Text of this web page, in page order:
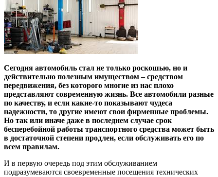
Сегодня автомобиль стал не только роскошью, но и
действительно полезным имуществом – средством
передвижения, без которого многие из нас плохо
представляют современную жизнь. Все автомобили разные
по качеству, и если какие-то показывают чудеса
надежности, то другие имеют свои фирменные проблемы.
Но так или иначе даже в последнем случае срок
бесперебойной работы транспортного средства может быть
в достаточной степени продлен, если обслуживать его по
всем правилам.
И в первую очередь под этим обслуживанием
подразумеваются своевременные посещения технических